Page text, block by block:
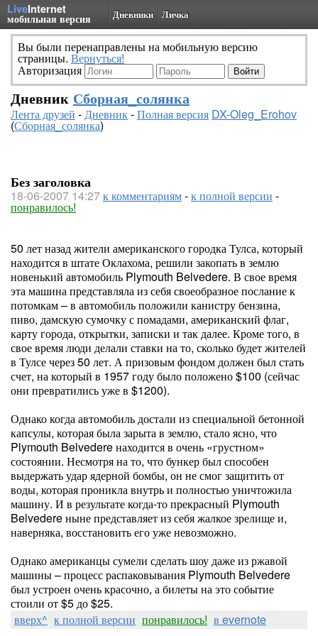
LiveInternet
мобильная версия Дневники Личка
Вы были перенаправлены на мобильную версию
страницы. Вернуться!
Авторизация
Дневник Сборная_солянка
Лента друзей -Дневник-Полная версия DX-Oleg_Erohov
(Сборная_солянка)
Без заголовка
18-06-2007 14:27к комментариям-к полной версии -
понравилось!
50 лет назад жители американского городка Тулса, который
находится в штате Оклахома, решили закопать в землю
новенький автомобиль Plymouth Belvedere. В свое время
эта машина представляла из себя своеобразное послание к
потомкам – в автомобиль положили канистру бензина,
пиво, дамскую сумочку с помадами, американский флаг,
карту города, открытки, записки и так далее. Кроме того, в
свое время люди делали ставки на то, сколько будет жителей
в Тулсе через 50 лет. А призовым фондом должен был стать
счет, на который в 1957 году было положено $100 (сейчас
они превратились уже в $1200).
Однако когда автомобиль достали из специальной бетонной
капсулы, которая была зарыта в землю, стало ясно, что
Plymouth Belvedere находится в очень «грустном»
состоянии. Несмотря на то, что бункер был способен
выдержать удар ядерной бомбы, он не смог защитить от
воды, которая проникла внутрь и полностью уничтожила
машину. И в результате когда-то прекрасный Plymouth
Belvedere ныне представляет из себя жалкое зрелище и,
наверняка, восстановить его уже невозможно.
Однако американцы сумели сделать шоу даже из ржавой
машины – процесс распаковывания Plymouth Belvedere
был устроен очень красочно, а билеты на это событие
стоили от $5 до $25.
вверх^ к полной версии понравилось! в evernote